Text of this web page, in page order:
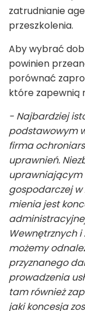
zatrudnianie
przeszkolenia.
Aby wybrać
powinien
porównać
które zapewnią
- Najbardziej
podstawowym
firma
uprawnień.
uprawniającym
gospodarczej w
mienia jest
Wewnętrznych
możemy
przyznanego
prowadzenia
tam również
jaki koncesja